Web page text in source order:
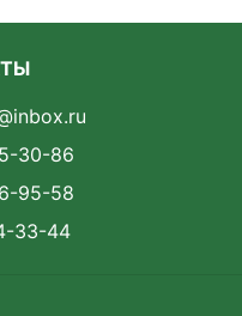
30-86
95-58
33-44